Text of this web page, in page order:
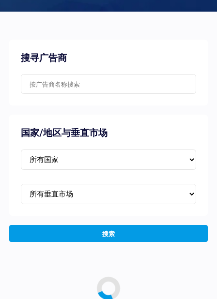
搜寻广告商
国家/地区与垂直市场
搜索